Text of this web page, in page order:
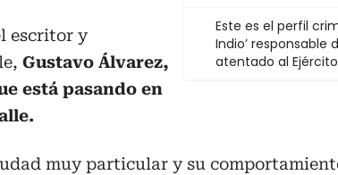
Este es el perfil
Indio’ responsable
atentado al
escritor y
Gustavo Álvarez,
está pasando en
muy particular y su